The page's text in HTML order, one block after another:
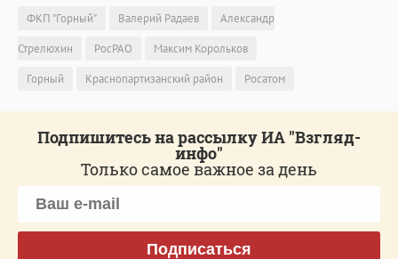
ФКП "Горный" Валерий Радаев
Александр
Стрелюхин
РосРАО
Максим Корольков
Горный
Краснопартизанский район Росатом
Подпишитесь на рассылку ИА "Взгляд-
инфо"
Только самое важное за день
Подписаться